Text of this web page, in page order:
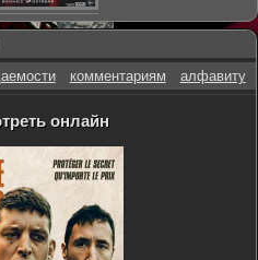
комментариям алфавиту
онлайн